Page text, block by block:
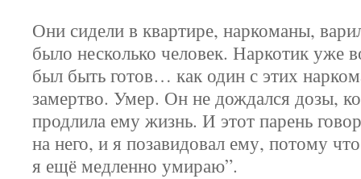
Они сидели в квартире, наркоманы,
было несколько человек. Наркотик уже
был быть готов… как один с этих
замертво. Умер. Он не дождался дозы,
продлила ему жизнь. И этот парень
на него, и я позавидовал ему, потому
я ещё медленно умираю”.